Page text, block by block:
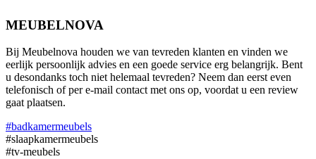
MEUBELNOVA
Bij Meubelnova houden we van tevreden klanten en vinden we
eerlijk persoonlijk advies en een goede service erg belangrijk. Bent
u desondanks toch niet helemaal tevreden? Neem dan eerst even
telefonisch of per e-mail contact met ons op, voordat u een review
gaat plaatsen.
#badkamermeubels
#slaapkamermeubels
#tv-meubels